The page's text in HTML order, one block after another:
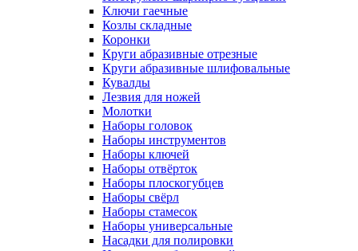
Ключи гаечные
Козлы складные
Коронки
Круги абразивные отрезные
Круги абразивные шлифовальные
Кувалды
Лезвия для ножей
Молотки
Наборы головок
Наборы инструментов
Наборы ключей
Наборы отвёрток
Наборы плоскогубцев
Наборы свёрл
Наборы стамесок
Наборы универсальные
Насадки для полировки